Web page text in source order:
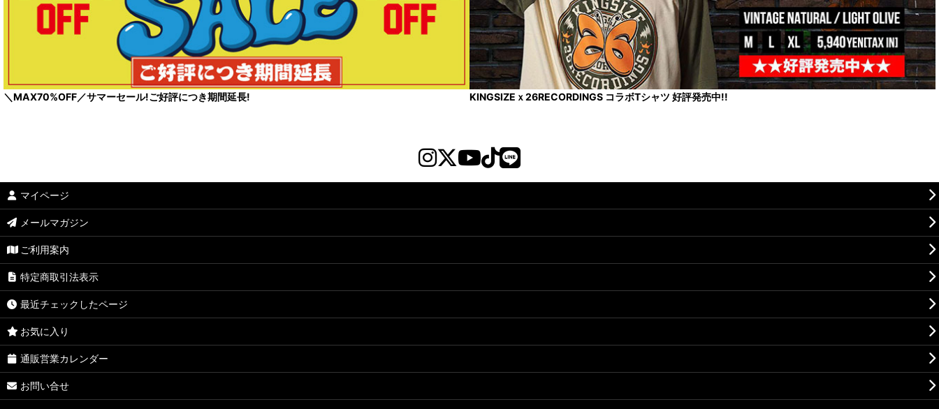
＼MAX70%OFF／サマーセール!ご好評につき期間延長! KINGSIZEｘ26RECORDINGS コラボTシャツ 好評発売中!!
マイページ
メールマガジン
ご利用案内
特定商取引法表示
最近チェックしたページ
お気に入り
通販営業カレンダー
お問い合せ